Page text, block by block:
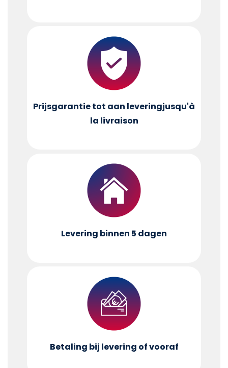
Prijsgarantie tot aan leveringjusqu'à
la livraison
Levering binnen 5 dagen
Betaling bij levering of vooraf